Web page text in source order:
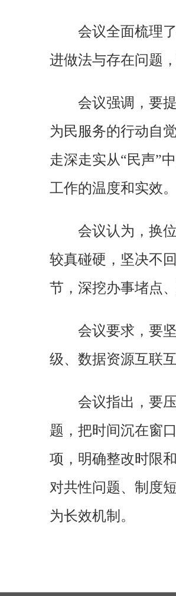
会议全面梳理
进做法与存在问题
会议强调，要
为民服务的行动自
走深走实从“民声”
工作的温度和实效。
会议认为，换
较真碰硬，坚决不
节，深挖办事堵点
会议要求，要
级、数据资源互联
会议指出，要
题，把时间沉在窗
项，明确整改时限
对共性问题、制度
为长效机制。